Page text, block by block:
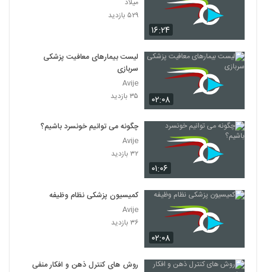
۱۶:۲۴
۵۲۹ بازدید
۰۲:۰۸
لیست بیمارهای معافیت پزشکی
سربازی
Avije
۳۵ بازدید
۰۱:۰۶
چگونه می توانیم خونسرد باشیم؟
Avije
۳۲ بازدید
۰۲:۰۸
کمیسیون پزشکی نظام وظیفه
Avije
۳۶ بازدید
روش های کنترل ذهن و افکار منفی